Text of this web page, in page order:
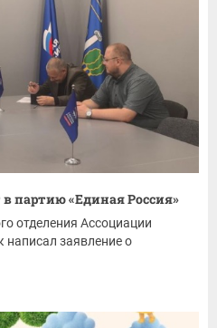
партию «Единая Россия»
отделения Ассоциации
написал заявление о